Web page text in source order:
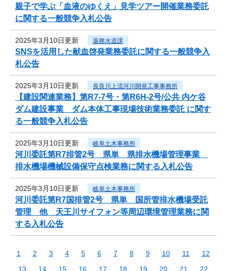
親子で学ぶ「血液のゆくえ」見学ツアー開催業務委託
に関する一般競争入札公告
2025年3月10日更新 薬務水道課
SNSを活用した献血啓発業務委託に関する一般競争入
札公告
2025年3月10日更新 長良川上流河川開発工事事務所
【建設関連業務】第R7-7号・第R6H-2号/公共 内ケ谷
ダム建設事業 ダム本体工事現場技術業務委託 に関す
る一般競争入札公告
2025年3月10日更新 岐阜土木事務所
河川委託第R7排管2号 県単 県排水機場管理事業
排水機場機械設備保守点検業務に関する入札公告
2025年3月10日更新 岐阜土木事務所
河川委託第R7国排管2号 県単 国所管排水機場受託
管理 他 天王川サイフォン等周辺環境管理業務に関
する入札公告
1 2 3 4 5 6 7 8 9 10 11
12
13
14 15 16 17 18 19 20 21
22